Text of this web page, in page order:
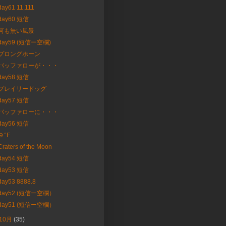
11,111
短信
も無い風景
(短信ー空欄)
ロングホーン
ッファローが・・・
短信
レイリードッグ
短信
ッファローに・・・
短信
°F
of the Moon
短信
短信
8888.8
(短信ー空欄）
(短信ー空欄）
月(35)